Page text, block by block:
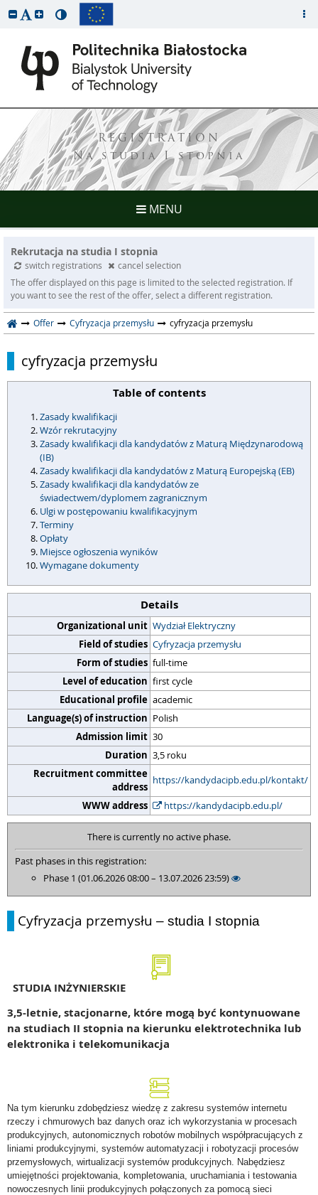
REGISTRATION
Na studia I stopnia
MENU
Rekrutacja na studia I stopnia
switch registrations
cancel selection
The offer displayed on this page is limited to the selected registration. If
you want to see the rest of the offer, select a different registration.
Offer Cyfryzacja przemysłu cyfryzacja przemysłu
cyfryzacja przemysłu
Table of contents
Zasady kwalifikacji
Wzór rekrutacyjny
Zasady kwalifikacji dla kandydatów z Maturą Międzynarodową
(IB)
Zasady kwalifikacji dla kandydatów z Maturą Europejską (EB)
Zasady kwalifikacji dla kandydatów ze
świadectwem/dyplomem zagranicznym
Ulgi w postępowaniu kwalifikacyjnym
Terminy
Opłaty
Miejsce ogłoszenia wyników
Wymagane dokumenty
Details
Organizational unit Wydział Elektryczny
Field of studies Cyfryzacja przemysłu
Form of studies full-time
Level of education first cycle
Educational profile academic
Language(s) of instruction Polish
Admission limit 30
Duration 3,5 roku
Recruitment committee
address
https://kandydacipb.edu.pl/kontakt/
WWW address
https://kandydacipb.edu.pl/
There is currently no active phase.
Past phases in this registration:
Phase 1 (01.06.2026 08:00 – 13.07.2026 23:59)
Cyfryzacja przemysłu – studia I stopnia
STUDIA INŻYNIERSKIE
3,5-letnie, stacjonarne, które mogą być kontynuowane
na studiach II stopnia na kierunku elektrotechnika lub
elektronika i telekomunikacja
Na tym kierunku zdobędziesz wiedzę z zakresu systemów internetu
rzeczy i chmurowych baz danych oraz ich wykorzystania w procesach
produkcyjnych, autonomicznych robotów mobilnych współpracujących z
liniami produkcyjnymi, systemów automatyzacji i robotyzacji procesów
przemysłowych, wirtualizacji systemów produkcyjnych. Nabędziesz
umiejętności projektowania, kompletowania, uruchamiania i testowania
nowoczesnych linii produkcyjnych połączonych za pomocą sieci